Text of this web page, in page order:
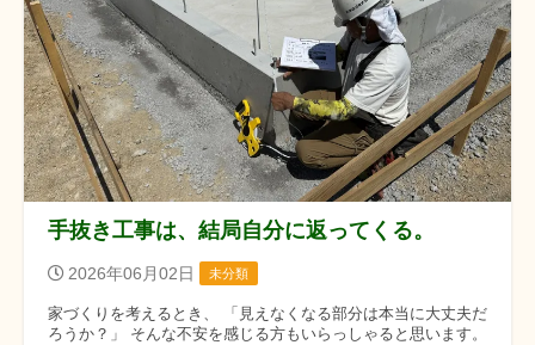
手抜き工事は、結局自分に返ってくる。
2026年06月02日 未分類
家づくりを考えるとき、 「見えなくなる部分は本当に大丈夫だ
ろうか？」 そんな不安を感じる方もいらっしゃると思います。